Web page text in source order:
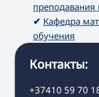
✔ Кафедра
обучения
Контакты:
+37410 59 70